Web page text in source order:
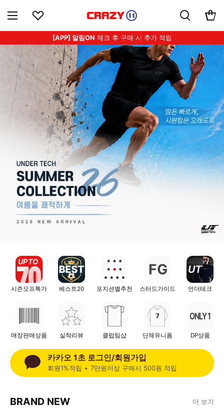
[APP] 알림ON 체크 후 구매 시 추가 적립
UP TO
시즌오프특가 베스트20 포지션별추천
FG
스터드가이드
UT
언더테크
매장판매상품 실착리뷰 클럽팀샵 단체유니폼
ONLY 1
DP상품
카카오 1초 로그인/회원가입
회원1%적립 + 7만원이상 구매시 500원 적립
BRAND NEW 더 보기